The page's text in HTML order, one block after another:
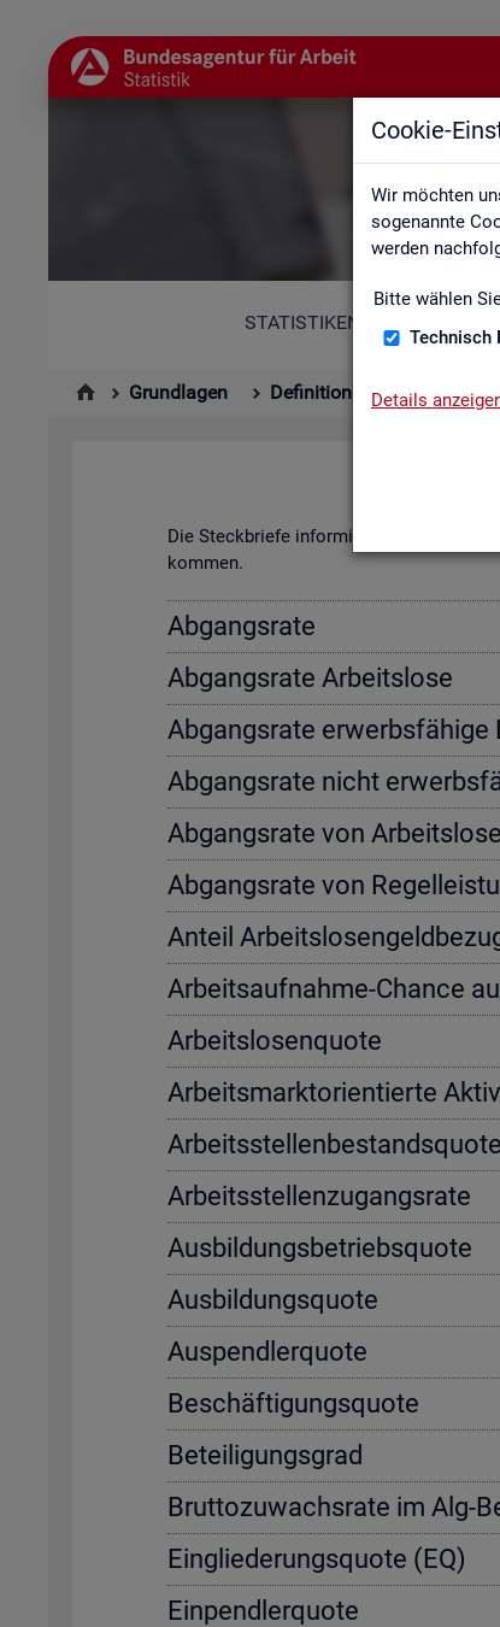
Cookie-
Wir möchten
sogenannte
werden
Bitte wählen
Technisch
Details
STATISTIKEN
Grundlagen Definitionen
Die Steck­brie­fe in­for­mie­ren über
kom­men.
Ab­gangs­ra­te
Ab­gangs­ra­te Ar­beits­lo­se
Ab­gangs­ra­te
Ab­gangs­ra­te nicht
Ab­gangs­ra­te von
Ab­gangs­ra­te von
An­teil
Ar­beits­auf­nah­me-Chan­ce
Ar­beits­lo­sen­quo­te
Ar­beits­markt­ori­en­tier­te
Ar­beits­stel­len­be­stands­quo­te
Ar­beits­stel­len­zu­gangs­ra­te
Aus­bil­dungs­be­triebs­quo­te
Aus­bil­dungs­quo­te
Aus­pend­ler­quo­te
Be­schäf­ti­gungs­quo­te
Be­tei­li­gungs­grad
Brut­to­zu­wachs­ra­te im Alg-
Ein­glie­de­rungs­quo­te (EQ)
Ein­pend­ler­quo­te